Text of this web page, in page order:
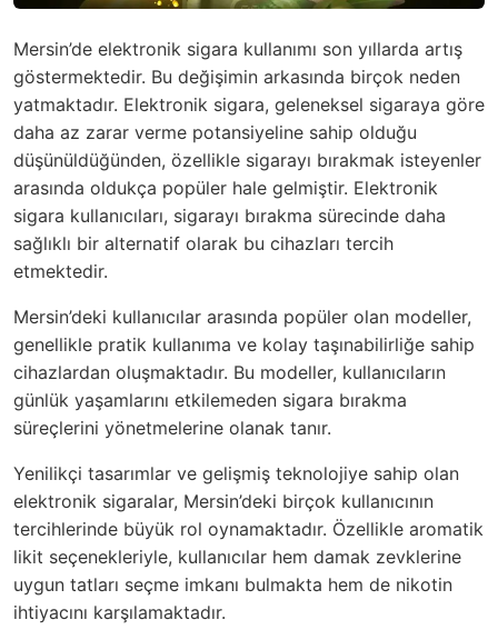
Mersin’de elektronik sigara kullanımı son yıllarda artış
göstermektedir. Bu değişimin arkasında birçok neden
yatmaktadır. Elektronik sigara, geleneksel sigaraya göre
daha az zarar verme potansiyeline sahip olduğu
düşünüldüğünden, özellikle sigarayı bırakmak isteyenler
arasında oldukça popüler hale gelmiştir. Elektronik
sigara kullanıcıları, sigarayı bırakma sürecinde daha
sağlıklı bir alternatif olarak bu cihazları tercih
etmektedir.
Mersin’deki kullanıcılar arasında popüler olan modeller,
genellikle pratik kullanıma ve kolay taşınabilirliğe sahip
cihazlardan oluşmaktadır. Bu modeller, kullanıcıların
günlük yaşamlarını etkilemeden sigara bırakma
süreçlerini yönetmelerine olanak tanır.
Yenilikçi tasarımlar ve gelişmiş teknolojiye sahip olan
elektronik sigaralar, Mersin’deki birçok kullanıcının
tercihlerinde büyük rol oynamaktadır. Özellikle aromatik
likit seçenekleriyle, kullanıcılar hem damak zevklerine
uygun tatları seçme imkanı bulmakta hem de nikotin
ihtiyacını karşılamaktadır.